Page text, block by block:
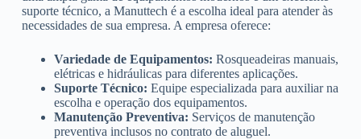
suporte técnico, a Manuttech é a escolha ideal para atender às
necessidades de sua empresa. A empresa oferece:
Variedade de Equipamentos: Rosqueadeiras manuais,
elétricas e hidráulicas para diferentes aplicações.
Suporte Técnico: Equipe especializada para auxiliar na
escolha e operação dos equipamentos.
Manutenção Preventiva: Serviços de manutenção
preventiva inclusos no contrato de aluguel.